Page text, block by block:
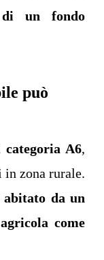
un fondo
può
categoria A6,
in zona rurale.
abitato da un
come